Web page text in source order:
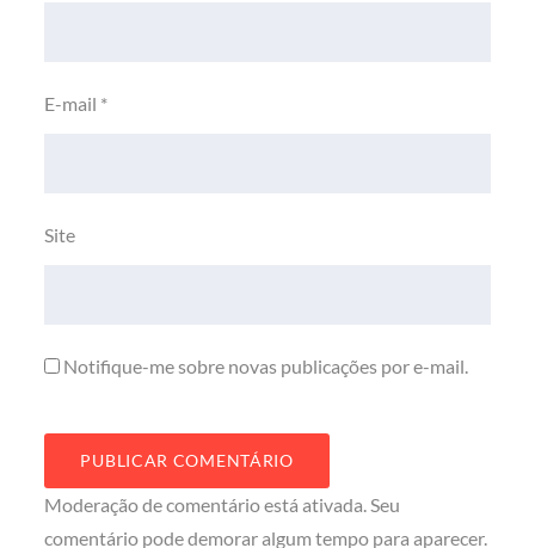
E-mail *
Site
Notifique-me sobre novas publicações por e-mail.
Moderação de comentário está ativada. Seu
comentário pode demorar algum tempo para aparecer.